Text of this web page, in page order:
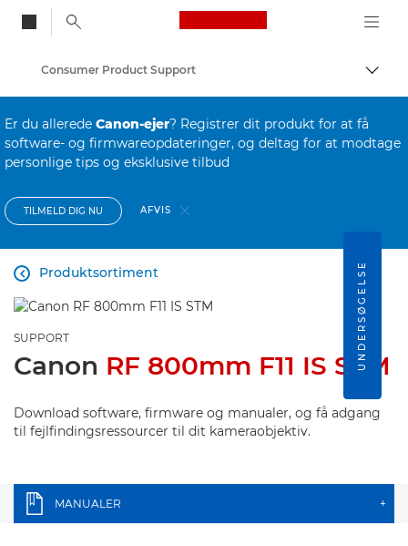
Canon Logo, back
Skift
Consumer Product Support
Er du allerede Canon-ejer? Registrer dit produkt for at få
software- og firmwareopdateringer, og deltag for at modtage
personlige tips og eksklusive tilbud
TILMELD DIG NU AFVIS
Produktsortiment

SUPPORT
Canon RF 800mm F11 IS STM
Download software, firmware og manualer, og få adgang
til fejlfindingsressourcer til dit kameraobjektiv.
MANUALER +
UNDERSØGELSE